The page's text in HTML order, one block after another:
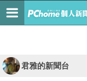
君雅的新聞台